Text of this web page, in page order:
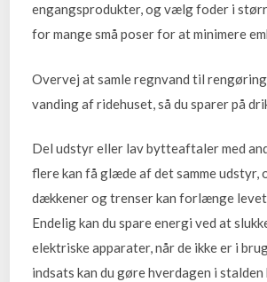
engangsprodukter, og vælg foder i
for mange små poser for at minimere
Overvej at samle regnvand til
vanding af ridehuset, så du sparer på
Del udstyr eller lav bytteaftaler med
flere kan få glæde af det samme udstyr,
dækkener og trenser kan forlænge
Endelig kan du spare energi ved at
elektriske apparater, når de ikke er i
indsats kan du gøre hverdagen i